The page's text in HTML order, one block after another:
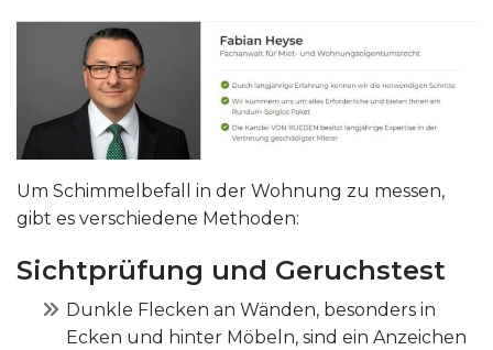
Um Schimmelbefall in der Wohnung zu messen,
gibt es verschiedene Methoden:
Sichtprüfung und Geruchstest
Dunkle Flecken an Wänden, besonders in
Ecken und hinter Möbeln, sind ein Anzeichen